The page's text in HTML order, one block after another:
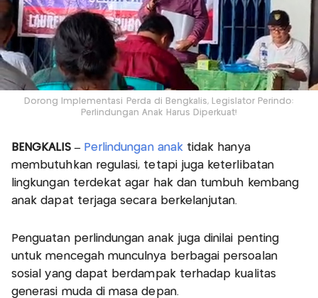
Dorong Implementasi Perda di Bengkalis, Legislator Perindo:
Perlindungan Anak Harus Diperkuat!
BENGKALIS – Perlindungan anak tidak hanya
membutuhkan regulasi, tetapi juga keterlibatan
lingkungan terdekat agar hak dan tumbuh kembang
anak dapat terjaga secara berkelanjutan.
Penguatan perlindungan anak juga dinilai penting
untuk mencegah munculnya berbagai persoalan
sosial yang dapat berdampak terhadap kualitas
generasi muda di masa depan.